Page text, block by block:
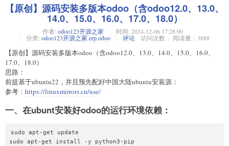
【原创】源码安装多版本odoo（含odoo12.0、13.0、
14.0、15.0、16.0、17.0、18.0）
作者: odoo123开源之家 时间: 2024-12-06 17:28:00
分类: odoo123开源之家,erp,odoo 评论 访问次数： 阅读量：3888
【原创】源码安装多版本odoo（含odoo12.0、13.0、14.0、15.0、16.0、
17.0、18.0）
思路：
前提基于ubuntu22，并且预先配好中国大陆ubuntu安装源：
参考： https://linuxmirrors.cn/use/
一、在ubunt安装好odoo的运行环境依赖：
sudo apt-get update
sudo apt-get install -y python3-pip